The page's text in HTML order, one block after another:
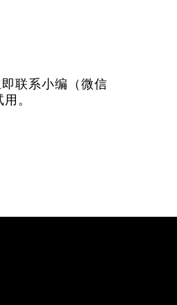
联系小编（微信
。